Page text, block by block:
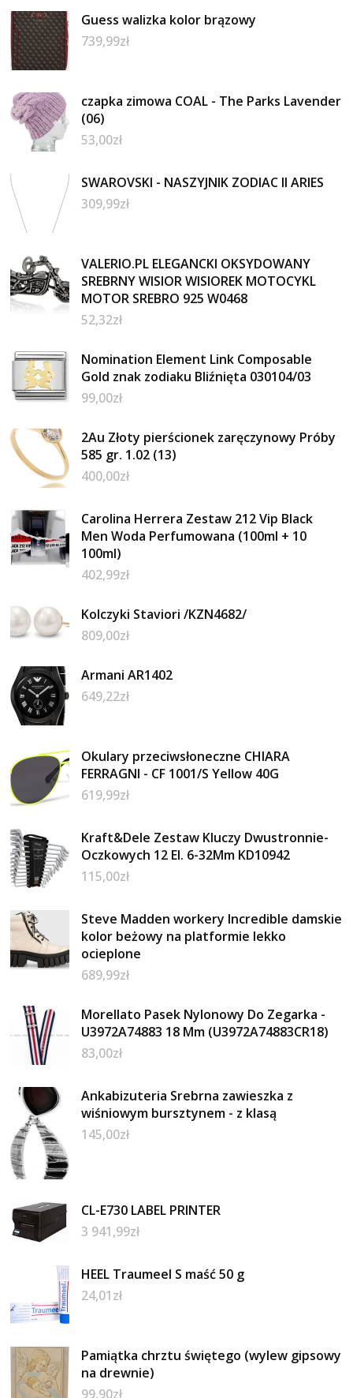
Guess walizka kolor brązowy
739,99zł
czapka zimowa COAL - The Parks Lavender
(06)
53,00zł
SWAROVSKI - NASZYJNIK ZODIAC II ARIES
309,99zł
VALERIO.PL ELEGANCKI OKSYDOWANY
SREBRNY WISIOR WISIOREK MOTOCYKL
MOTOR SREBRO 925 W0468
52,32zł
Nomination Element Link Composable
Gold znak zodiaku Bliźnięta 030104/03
99,00zł
2Au Złoty pierścionek zaręczynowy Próby
585 gr. 1.02 (13)
400,00zł
Carolina Herrera Zestaw 212 Vip Black
Men Woda Perfumowana (100ml + 10
100ml)
402,99zł
Kolczyki Staviori /KZN4682/
809,00zł
Armani AR1402
649,22zł
Okulary przeciwsłoneczne CHIARA
FERRAGNI - CF 1001/S Yellow 40G
619,99zł
Kraft&Dele Zestaw Kluczy Dwustronnie-
Oczkowych 12 El. 6-32Mm KD10942
115,00zł
Steve Madden workery Incredible damskie
kolor beżowy na platformie lekko
ocieplone
689,99zł
Morellato Pasek Nylonowy Do Zegarka -
U3972A74883 18 Mm (U3972A74883CR18)
83,00zł
Ankabizuteria Srebrna zawieszka z
wiśniowym bursztynem - z klasą
145,00zł
CL-E730 LABEL PRINTER
3 941,99zł
HEEL Traumeel S maść 50 g
24,01zł
Pamiątka chrztu świętego (wylew gipsowy
na drewnie)
99,90zł